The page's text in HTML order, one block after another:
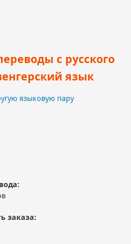
с русского
язык
языковую пару
заказа: